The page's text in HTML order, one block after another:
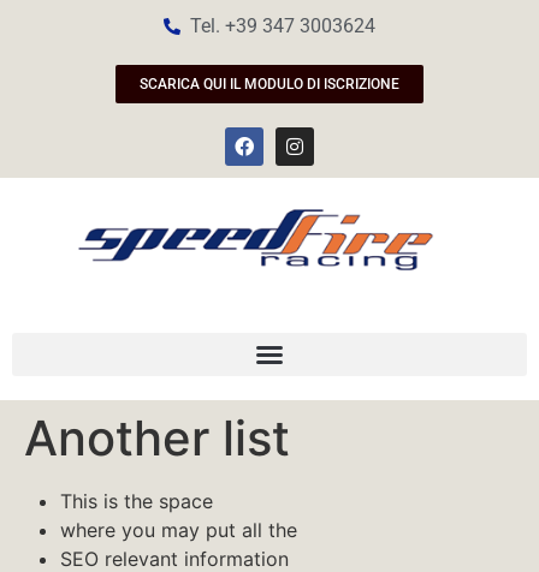
Tel. +39 347 3003624
SCARICA QUI IL MODULO DI ISCRIZIONE
Another list
This is the space
where you may put all the
SEO relevant information